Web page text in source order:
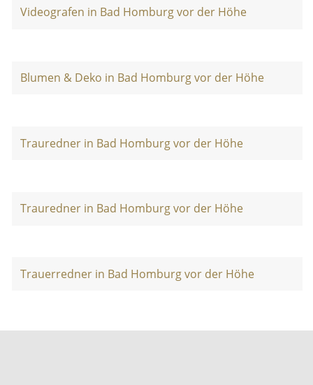
Videografen in Bad Homburg vor der Höhe
Blumen & Deko in Bad Homburg vor der Höhe
Trauredner in Bad Homburg vor der Höhe
Trauredner in Bad Homburg vor der Höhe
Trauerredner in Bad Homburg vor der Höhe